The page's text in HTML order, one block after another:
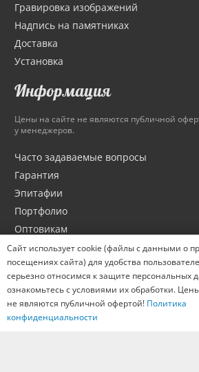
Гравировка изображений
Надпись на памятниках
Доставка
Установка
Информация
Цены на сайте не являются публичной
у менеджеров.
Часто задаваемые вопросы
Гарантия
Эпитафии
Портфолио
Оптовикам
Материалы
Города
Контакты
Вакансии
Сайт использует cookie (файлы с данными о
посещениях сайта) для удобства
серьезно относимся к защите персональных
ознакомьтесь с условиями их обработки.
не являются публичной офертой! Политика
конфиденциальности